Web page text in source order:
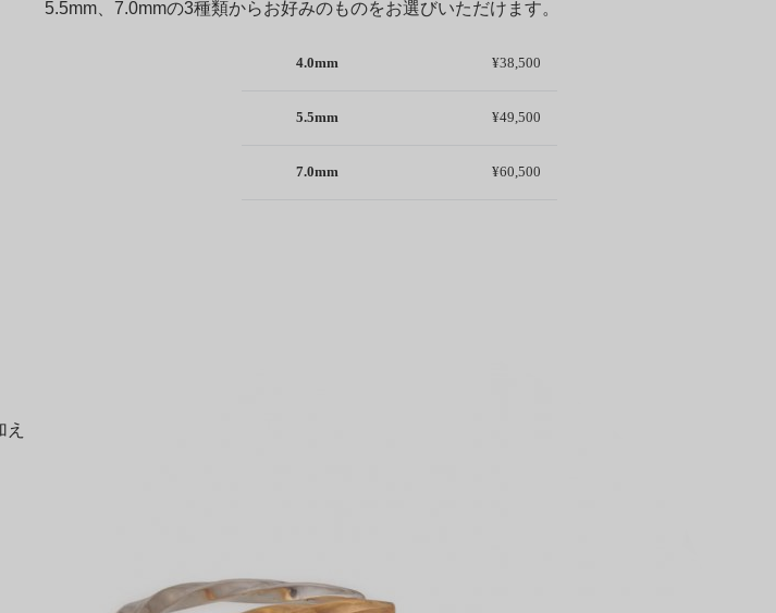
5.5mm、7.0mmの3種類からお好みのものをお選びいただけます。
4.0mm ¥38,500
5.5mm ¥49,500
7.0mm ¥60,500